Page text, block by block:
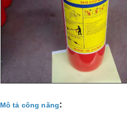
Mô tả công năng: